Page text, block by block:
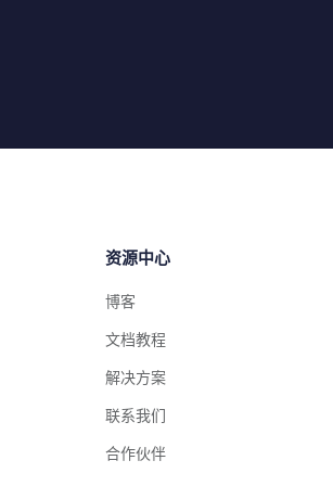
资源中心
博客
文档教程
解决方案
联系我们
合作伙伴